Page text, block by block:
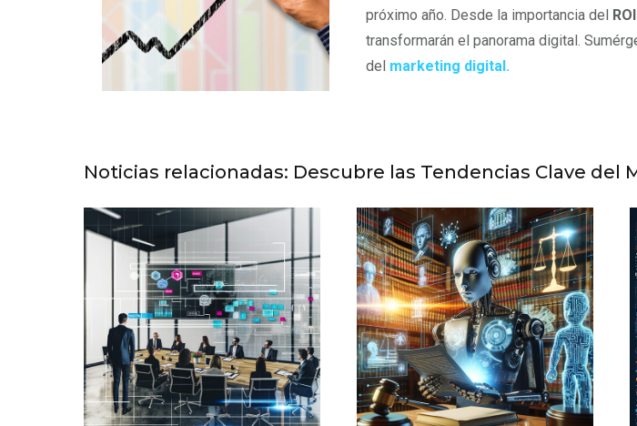
próximo año. Desde la importancia del ROI
transformarán el panorama digital.
del marketing digital.
Noticias relacionadas: Descubre las Tendencias Clave del